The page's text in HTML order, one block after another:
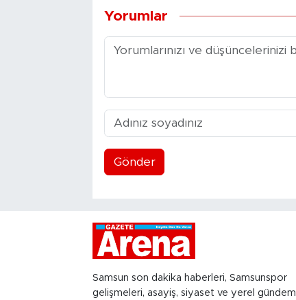
Yorumlar
Gönder
Samsun son dakika haberleri, Samsunspor
gelişmeleri, asayiş, siyaset ve yerel gündem